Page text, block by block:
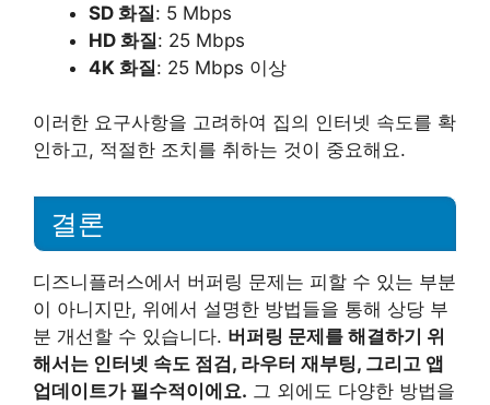
SD 화질: 5 Mbps
HD 화질: 25 Mbps
4K 화질: 25 Mbps 이상
이러한 요구사항을 고려하여 집의 인터넷 속도를 확
인하고, 적절한 조치를 취하는 것이 중요해요.
결론
디즈니플러스에서 버퍼링 문제는 피할 수 있는 부분
이 아니지만, 위에서 설명한 방법들을 통해 상당 부
분 개선할 수 있습니다. 버퍼링 문제를 해결하기 위
해서는 인터넷 속도 점검, 라우터 재부팅, 그리고 앱
업데이트가 필수적이에요. 그 외에도 다양한 방법을